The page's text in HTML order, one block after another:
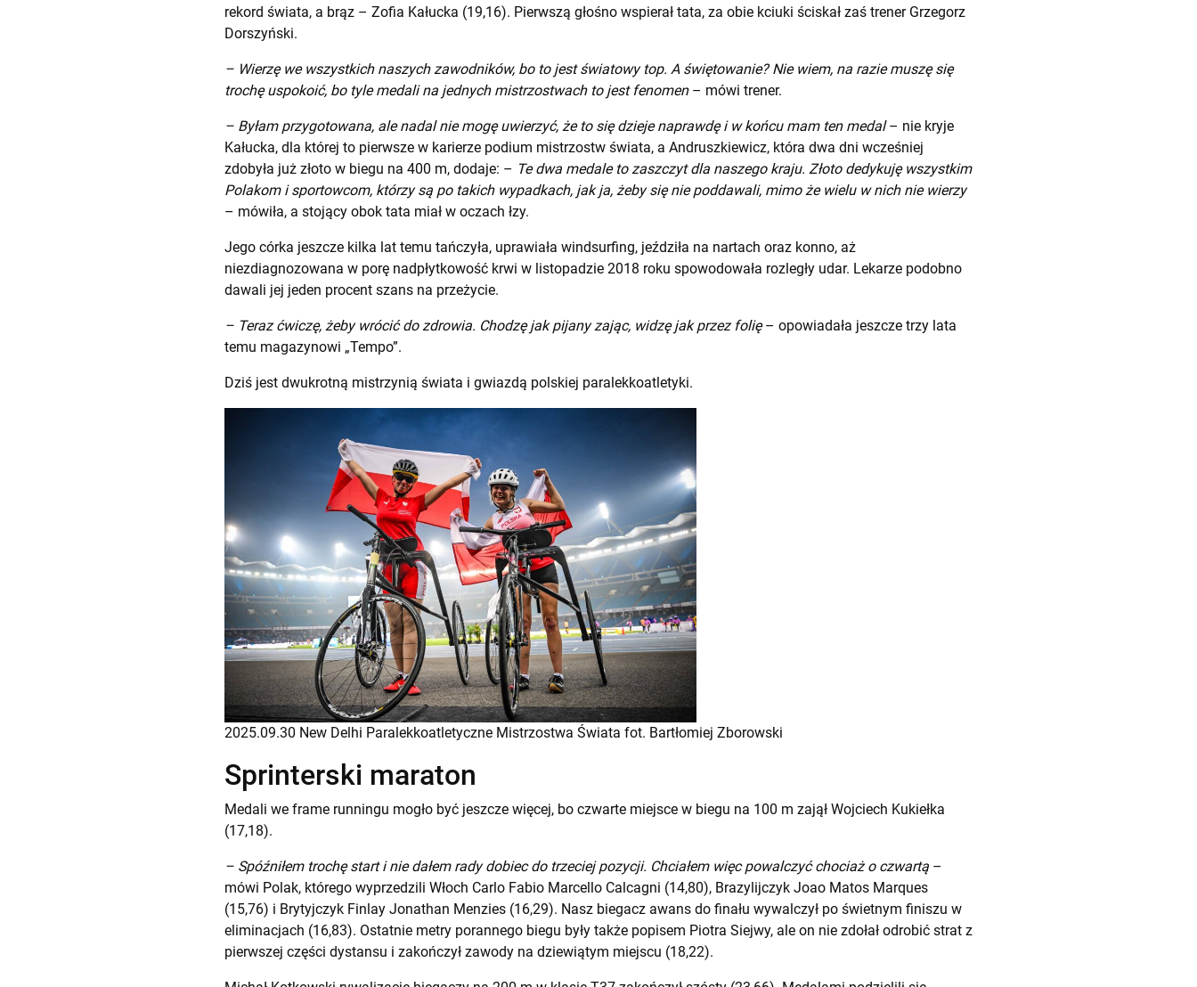
rekord świata, a brąz – Zofia Kałucka (19,16). Pierwszą głośno wspierał tata, za obie kciuki ściskał zaś trener Grzegorz
Dorszyński.
– Wierzę we wszystkich naszych zawodników, bo to jest światowy top. A świętowanie? Nie wiem, na razie muszę się
trochę uspokoić, bo tyle medali na jednych mistrzostwach to jest fenomen– mówi trener.
– Byłam przygotowana, ale nadal nie mogę uwierzyć, że to się dzieje naprawdę i w końcu mam ten medal– nie kryje
Kałucka, dla której to pierwsze w karierze podium mistrzostw świata, a Andruszkiewicz, która dwa dni wcześniej
zdobyła już złoto w biegu na 400 m, dodaje: – Te dwa medale to zaszczyt dla naszego kraju. Złoto dedykuję wszystkim
Polakom i sportowcom, którzy są po takich wypadkach, jak ja, żeby się nie poddawali, mimo że wielu w nich nie wierzy
– mówiła, a stojący obok tata miał w oczach łzy.
Jego córka jeszcze kilka lat temu tańczyła, uprawiała windsurfing, jeździła na nartach oraz konno, aż
niezdiagnozowana w porę nadpłytkowość krwi w listopadzie 2018 roku spowodowała rozległy udar. Lekarze podobno
dawali jej jeden procent szans na przeżycie.
– Teraz ćwiczę, żeby wrócić do zdrowia. Chodzę jak pijany zając, widzę jak przez folię– opowiadała jeszcze trzy lata
temu magazynowi „Tempo”.
Dziś jest dwukrotną mistrzynią świata i gwiazdą polskiej paralekkoatletyki.
2025.09.30 New Delhi Paralekkoatletyczne Mistrzostwa Świata fot. Bartłomiej Zborowski
Sprinterski maraton
Medali we frame runningu mogło być jeszcze więcej, bo czwarte miejsce w biegu na 100 m zajął Wojciech Kukiełka
(17,18).
– Spóźniłem trochę start i nie dałem rady dobiec do trzeciej pozycji. Chciałem więc powalczyć chociaż o czwartą –
mówi Polak, którego wyprzedzili Włoch Carlo Fabio Marcello Calcagni (14,80), Brazylijczyk Joao Matos Marques
(15,76) i Brytyjczyk Finlay Jonathan Menzies (16,29). Nasz biegacz awans do finału wywalczył po świetnym finiszu w
eliminacjach (16,83). Ostatnie metry porannego biegu były także popisem Piotra Siejwy, ale on nie zdołał odrobić strat z
pierwszej części dystansu i zakończył zawody na dziewiątym miejscu (18,22).